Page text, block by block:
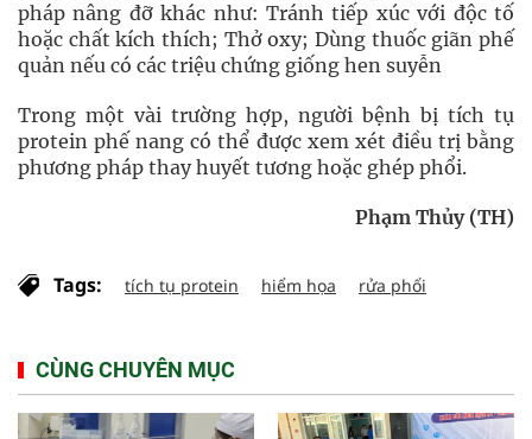
pháp nâng đỡ khác như: Tránh tiếp xúc với độc tố
hoặc chất kích thích; Thở oxy; Dùng thuốc giãn phế
quản nếu có các triệu chứng giống hen suyễn
Trong một vài trường hợp, người bệnh bị tích tụ
protein phế nang có thể được xem xét điều trị bằng
phương pháp thay huyết tương hoặc ghép phổi.
Phạm Thủy (TH)
Tags: tích tụ protein hiểm họa rửa phổi
CÙNG CHUYÊN MỤC